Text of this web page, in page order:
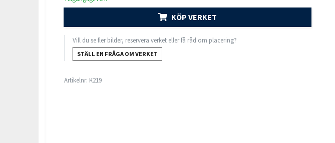
KÖP VERKET
Vill du se fler bilder, reservera verket eller få råd om placering?
STÄLL EN FRÅGA OM VERKET
Artikelnr: K219